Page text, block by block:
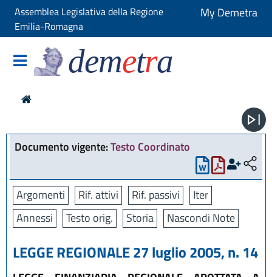
Assemblea Legislativa della Regione
Emilia-Romagna
My Demetra
demetra
Documento vigente:Testo Coordinato
Argomenti Rif. attivi Rif. passivi
Iter
Annessi
Testo orig. Storia Nascondi Note
LEGGE REGIONALE 27 luglio 2005, n. 14